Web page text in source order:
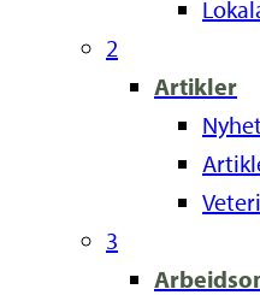
2
Artikler
3